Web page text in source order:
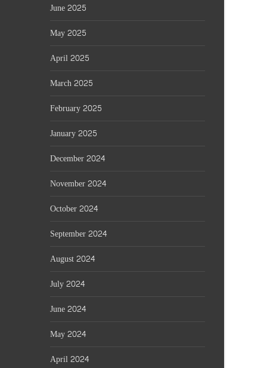
June 2025
May 2025
April 2025
March 2025
February 2025
January 2025
December 2024
November 2024
October 2024
September 2024
August 2024
July 2024
June 2024
May 2024
April 2024